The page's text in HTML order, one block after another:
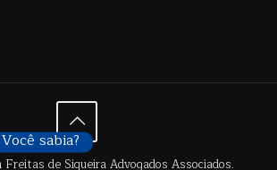
de Siqueira Advogados Associados.
Você sabia?